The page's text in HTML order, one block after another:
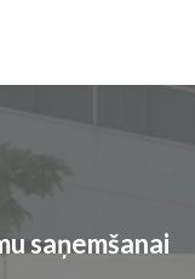
saņemšanai